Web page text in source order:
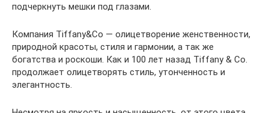
подчеркнуть мешки под глазами.
Компания Tiffany&Co — олицетворение женственности,
природной красоты, стиля и гармонии, а так же
богатства и роскоши. Как и 100 лет назад Tiffany & Co.
продолжает олицетворять стиль, утонченность и
элегантность.